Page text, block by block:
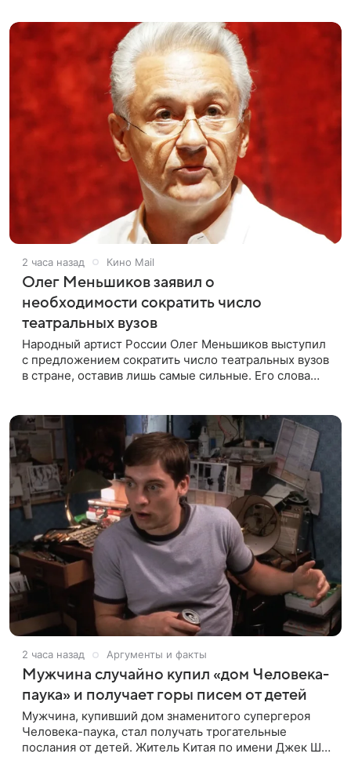
2 часа назад Кино Mail
Олег Меньшиков заявил о
необходимости сократить число
театральных вузов
Народный артист России Олег Меньшиков выступил
с предложением сократить число театральных вузов
в стране, оставив лишь самые сильные. Его слова
2 часа назад Аргументы и факты
Мужчина случайно купил «дом Человека-
паука» и получает горы писем от детей
Мужчина, купивший дом знаменитого супергероя
Человека-паука, стал получать трогательные
послания от детей. Житель Китая по имени Джек Ши